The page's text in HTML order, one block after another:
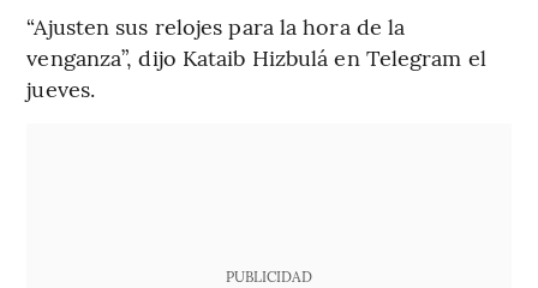
“Ajusten sus relojes para la hora de la
venganza”, dijo Kataib Hizbulá en Telegram el
jueves.
PUBLICIDAD